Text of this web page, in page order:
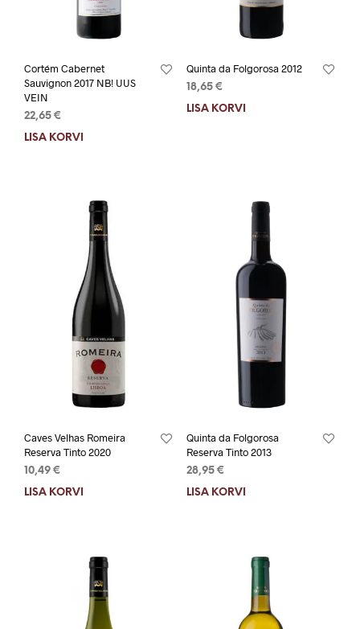
Cortém Cabernet
Sauvignon 2017 NB! UUS
VEIN
22,65 €
LISA KORVI
Quinta da Folgorosa 2012
18,65 €
LISA KORVI
Caves Velhas Romeira
Reserva Tinto 2020
10,49 €
LISA KORVI
Quinta da Folgorosa
Reserva Tinto 2013
28,95 €
LISA KORVI